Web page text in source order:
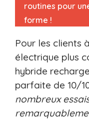
routines pour
forme !
Pour les clients
électrique plus
hybride
parfaite de 10/
nombreux